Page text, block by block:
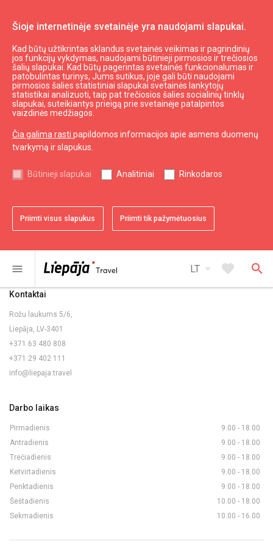
Šioje internetinėje svetainėje yra naudojami slapukai.
Kad būtų užtikrintas sklandus svetainės veikimas ir pagrindinių
jos funkcijų vykdymas, naudojami būtinieji pirmosios ir trečiosios
šalių slapukai. Kad būtų pagerintas svetainės funkcionalumas ir
patobulintas turinys, Jums sutikus, joje gali būti naudojami
pirmosios šalies statistiniai slapukai svetainės lankytojų
statistikai analizuoti, taip pat trečiosios šalies socialinių tinklų
slapukai, suteikiantys prieigą prie svetainėje patalpintos
vaizdinės medžiagos.
Čia galima rasti papildomos informacijos apie asmens duomenų
tvarkymą ir slapukus.
Būtinieji slapukai Analitiniai Rinkodaros
Priimti visus slapukus Priimti tik pažymėtuosius
menu LT arrow_drop_down favorite search
Priekulės nuovado TIC
Į viršų expand_less
Informacija
Turizmas Latvijoje
Turizmas Kuržemėje
Naudingas
Žemėlapiai ir Brošiūros
Kontaktai
Rožu laukums 5/6,
Liepāja, LV-3401
+371 63 480 808
+371 29 402 111
info@liepaja.travel
Darbo laikas
Pirmadienis
9.00 - 18.00
Antradienis
9.00 - 18.00
Trečiadienis
9.00 - 18.00
Ketvirtadienis
9.00 - 18.00
Penktadienis
9.00 - 18.00
Šeštadienis
10.00 - 18.00
Sekmadienis
10.00 - 16.00